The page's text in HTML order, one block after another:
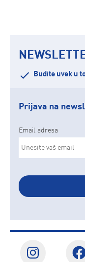
Budite uvek u
Prijava na
Email adresa